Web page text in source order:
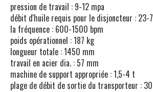
pression de travail : 9-12 mpa
débit d'huile requis pour le disjoncteur :
la fréquence : 600-1500 bpm
poids opérationnel : 187 kg
longueur totale : 1450 mm
travail en acier dia. : 57 mm
machine de support appropriée : 1,5-4 t
plage de débit de sortie du transporteur :